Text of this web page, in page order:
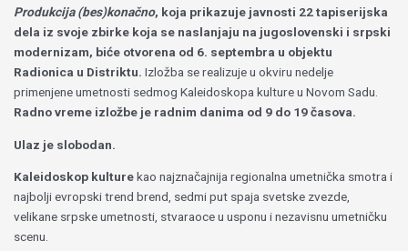
Produkcija (bes)konačno, koja prikazuje javnosti 22 tapiserijska
dela iz svoje zbirke koja se naslanjaju na jugoslovenski i srpski
modernizam, biće otvorena od 6. septembra u objektu
Radionica u Distriktu. Izložba se realizuje u okviru nedelje
primenjene umetnosti sedmog Kaleidoskopa kulture u Novom Sadu.
Radno vreme izložbe je radnim danima od 9 do 19 časova.
Ulaz je slobodan.
Kaleidoskop kulturekao najznačajnija regionalna umetnička smotra i
najbolji evropski trend brend, sedmi put spaja svetske zvezde,
velikane srpske umetnosti, stvaraoce u usponu i nezavisnu umetničku
scenu.